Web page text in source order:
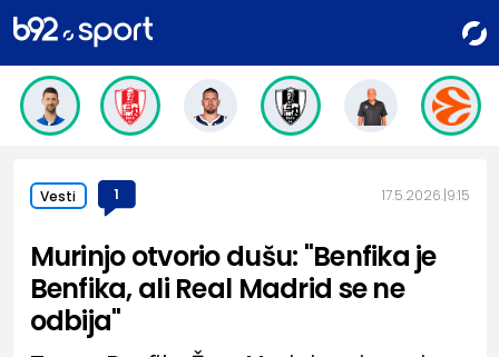
Vesti 1 17.5.2026. 9:15
Murinjo otvorio dušu: "Benfika je
Benfika, ali Real Madrid se ne
odbija"